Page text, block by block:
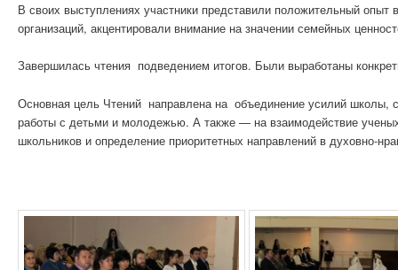
В своих выступлениях участники представили положительный
организаций, акцентировали внимание на значении семейных
Завершилась чтения подведением итогов. Были выработаны
Основная цель Чтений направлена на объединение усилий школы,
работы с детьми и молодежью. А также — на взаимодействие
школьников и определение приоритетных направлений в духовно-